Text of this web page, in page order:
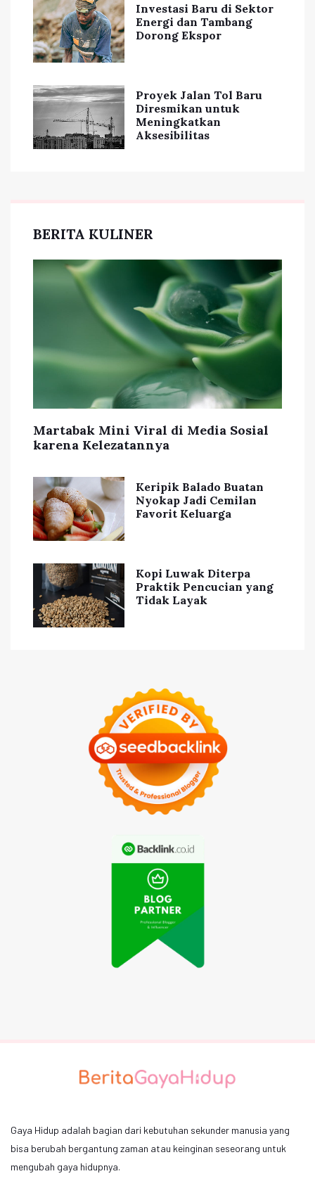
Investasi Baru di Sektor
Energi dan Tambang
Dorong Ekspor
Proyek Jalan Tol Baru
Diresmikan untuk
Meningkatkan
Aksesibilitas
BERITA KULINER
Martabak Mini Viral di Media Sosial
karena Kelezatannya
Keripik Balado Buatan
Nyokap Jadi Cemilan
Favorit Keluarga
Kopi Luwak Diterpa
Praktik Pencucian yang
Tidak Layak
Gaya Hidup adalah bagian dari kebutuhan sekunder manusia yang
bisa berubah bergantung zaman atau keinginan seseorang untuk
mengubah gaya hidupnya.